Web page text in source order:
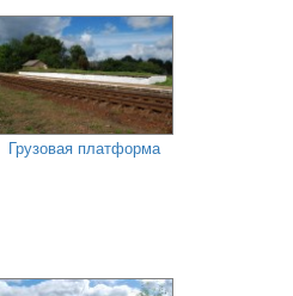
Грузовая платформа